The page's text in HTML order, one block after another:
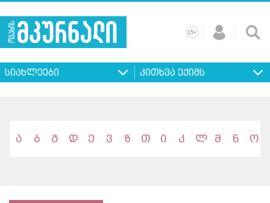
შესახებ ხშირად
კითხვები
15+
სიახლეები კითხვა ექიმს
ა ბ გ დ ე ვ ზ თ ი კ ლ მ ნ ო